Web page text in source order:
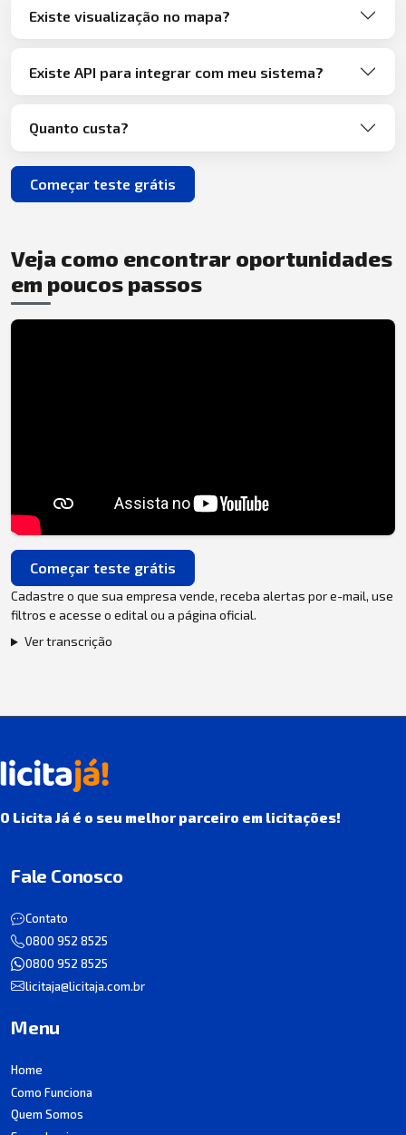
Existe visualização no mapa?
Existe API para integrar com meu sistema?
Quanto custa?
Começar teste grátis
Veja como encontrar oportunidades
em poucos passos
Começar teste grátis
Cadastre o que sua empresa vende, receba alertas por e-mail, use
filtros e acesse o edital ou a página oficial.
Ver transcrição
O Licita Já é o seu melhor parceiro em licitações!
Fale Conosco
Contato
0800 952 8525
0800 952 8525
licitaja@licitaja.com.br
Menu
Home
Como Funciona
Quem Somos